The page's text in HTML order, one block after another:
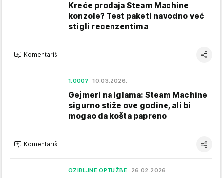
Kreće prodaja Steam Machine
konzole? Test paketi navodno već
stigli recenzentima
Komentariši
1.000? 10.03.2026.
Gejmeri na iglama: Steam Machine
sigurno stiže ove godine, ali bi
mogao da košta papreno
Komentariši
OZIBLJNE OPTUŽBE 26.02.2026.